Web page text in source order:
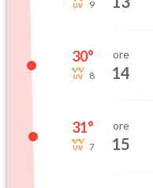
9
30°
8
ore
14
31°
7
ore
15